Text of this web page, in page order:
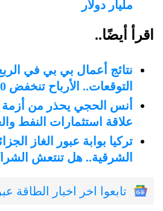
مليار دولار
اقرأ أيضًا..
التوقعات.. الأرباح تنخفض 60%
أنس الحجي يحذر من أزمة
علاقة استثمارات النفط
تركيا بوابة عبور الغاز
الشرقية.. هل تنتعش
تابعوا اخر اخبار الطاقة عبر Google News